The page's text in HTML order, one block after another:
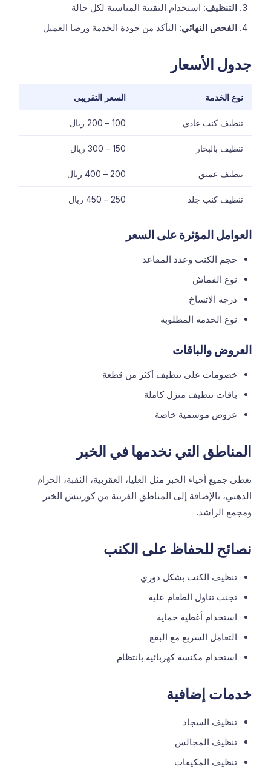
التنظيف: استخدام التقنية المناسبة لكل حالة
الفحص النهائي: التأكد من جودة الخدمة ورضا العميل
جدول الأسعار
نوع الخدمة السعر التقريبي
تنظيف كنب عادي 100 – 200 ريال
تنظيف بالبخار 150 – 300 ريال
تنظيف عميق 200 – 400 ريال
تنظيف كنب جلد 250 – 450 ريال
العوامل المؤثرة على السعر
حجم الكنب وعدد المقاعد
نوع القماش
درجة الاتساخ
نوع الخدمة المطلوبة
العروض والباقات
خصومات على تنظيف أكثر من قطعة
باقات تنظيف منزل كاملة
عروض موسمية خاصة
المناطق التي نخدمها في الخبر
نغطي جميع أحياء الخبر مثل العليا، العقربية، الثقبة، الحزام
الذهبي، بالإضافة إلى المناطق القريبة من كورنيش الخبر
ومجمع الراشد.
نصائح للحفاظ على الكنب
تنظيف الكنب بشكل دوري
تجنب تناول الطعام عليه
استخدام أغطية حماية
التعامل السريع مع البقع
استخدام مكنسة كهربائية بانتظام
خدمات إضافية
تنظيف السجاد
تنظيف المجالس
تنظيف المكيفات